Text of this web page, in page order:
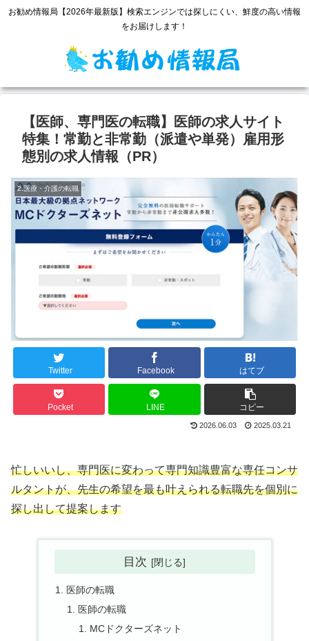
お勧め情報局【2026年最新版】検索エンジンでは探しにくい、鮮度の高い情報
をお届けします！
【医師、専門医の転職】医師の求人サイト
特集！常勤と非常勤（派遣や単発）雇用形
態別の求人情報（PR）
2.医療・介護の転職
Twitter Facebook はてブ
Pocket LINE コピー
2026.06.03 2025.03.21
忙しいいし、専門医に変わって専門知識豊富な専任コンサ
ルタントが、先生の希望を最も叶えられる転職先を個別に
探し出して提案します
目次
医師の転職
医師の転職
MCドクターズネット